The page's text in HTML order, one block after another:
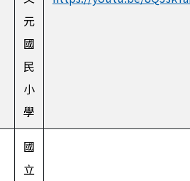
元
國
民
小
學
國
立